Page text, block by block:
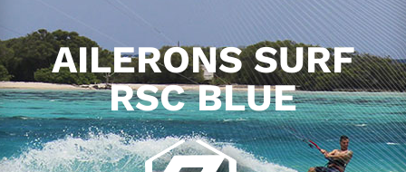
AILERONS SURF
RSC BLUE